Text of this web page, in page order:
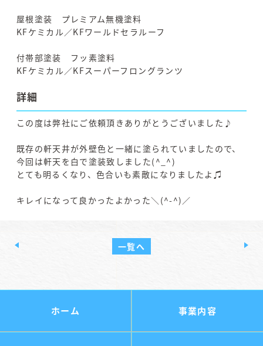
屋根塗装 プレミアム無機塗料
KFケミカル／KFワールドセラルーフ
付帯部塗装 フッ素塗料
KFケミカル／KFスーパーフロングランツ
詳細
この度は弊社にご依頼頂きありがとうございました♪
既存の軒天井が外壁色と一緒に塗られていましたので、
今回は軒天を白で塗装致しました(^_^)
とても明るくなり、色合いも素敵になりましたよ♫
キレイになって良かったよかった＼(^-^)／
一覧へ
ホーム 事業内容